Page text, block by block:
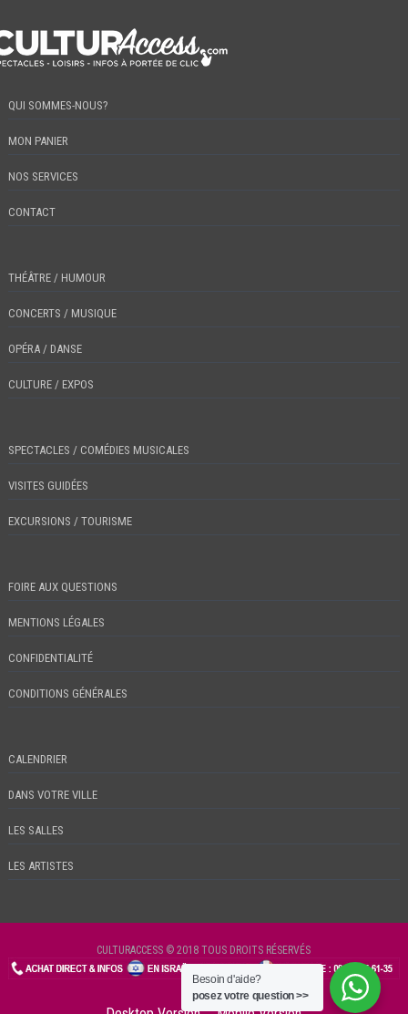
QUI SOMMES-NOUS?
MON PANIER
NOS SERVICES
CONTACT
THÉÂTRE / HUMOUR
CONCERTS / MUSIQUE
OPÉRA / DANSE
CULTURE / EXPOS
SPECTACLES / COMÉDIES MUSICALES
VISITES GUIDÉES
EXCURSIONS / TOURISME
FOIRE AUX QUESTIONS
MENTIONS LÉGALES
CONFIDENTIALITÉ
CONDITIONS GÉNÉRALES
CALENDRIER
DANS VOTRE VILLE
LES SALLES
LES ARTISTES
CULTURACCESS © 2018 TOUS DROITS RÉSERVÉS
CHECKIN
Besoin d'aide?
posez votre question >>